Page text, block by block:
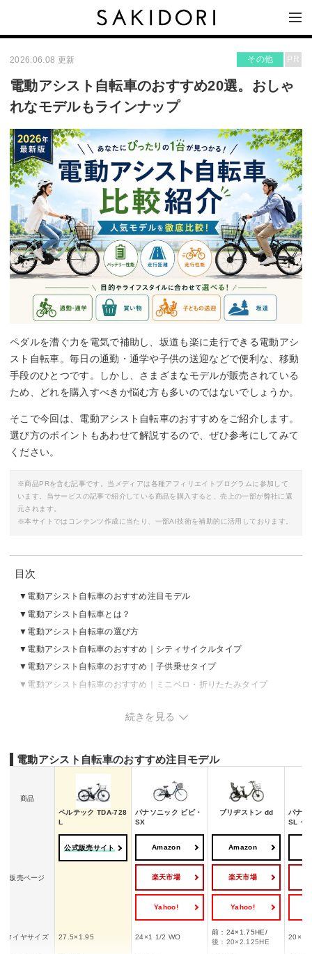
2026.06.08 更新 PR
その他
電動アシスト自転車のおすすめ20選。おしゃ
れなモデルもラインナップ
ペダルを漕ぐ力を電気で補助し、坂道も楽に走行できる電動アシ
スト自転車。毎日の通勤・通学や子供の送迎などで便利な、移動
手段のひとつです。しかし、さまざまなモデルが販売されている
ため、どれを購入すべきか悩む方も多いのではないでしょうか。
そこで今回は、電動アシスト自転車のおすすめをご紹介します。
選び方のポイントもあわせて解説するので、ぜひ参考にしてみて
ください。
※商品PRを含む記事です。当メディアは各種アフィリエイトプログラムに参加して
います。当サービスの記事で紹介している商品を購入すると、売上の一部が弊社に還
元されます。
※本サイトではコンテンツ作成に当たり、一部AI技術を補助的に活用しております。
目次
電動アシスト自転車のおすすめ注目モデル
電動アシスト自転車とは？
電動アシスト自転車の選び方
電動アシスト自転車のおすすめ｜シティサイクルタイプ
電動アシスト自転車のおすすめ｜子供乗せタイプ
電動アシスト自転車のおすすめ｜ミニベロ・折りたたみタイプ
続きを見る
電動アシスト自転車のおすすめ注目モデル
商品
ペルテック TDA-728
L
パナソニック ビビ・
SX
ブリヂストン dd
パナソ
SL・
販売ページ
公式販売サイト Amazon
楽天市場
Yahoo!
Amazon
楽天市場
Yahoo!
タイヤサイズ 27.5×1.95 24×1 1/2 WO
前：24×1.75HE/
後：20×2.125HE